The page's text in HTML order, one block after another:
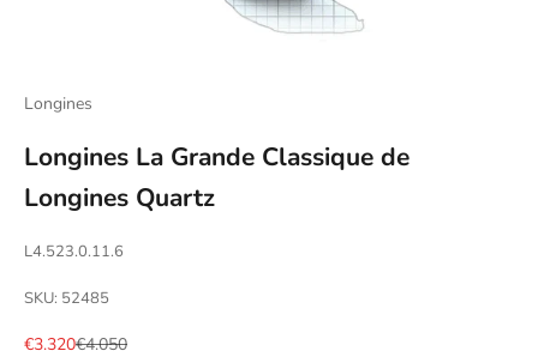
Longines
Longines La Grande Classique de
Longines Quartz
L4.523.0.11.6
SKU: 52485
Prix de vente
€3.320Prix normal
€4.050